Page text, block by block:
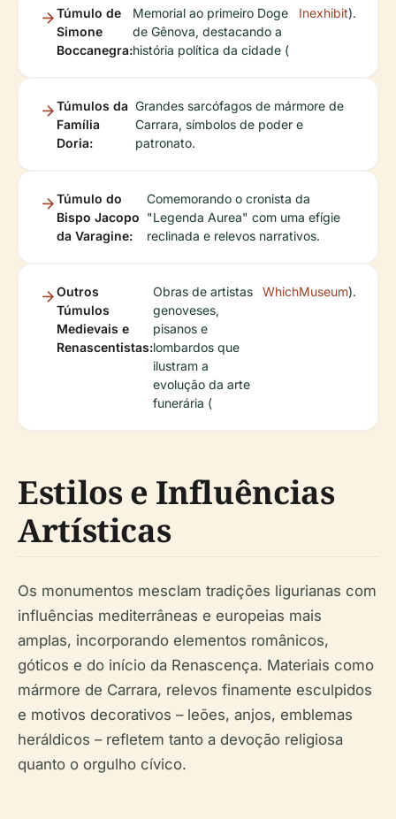
Túmulo de
Simone
Boccanegra:
Memorial ao primeiro Doge
de Gênova, destacando a
história política da cidade (
Inexhibit).
Túmulos da
Família
Doria:
Grandes sarcófagos de mármore de
Carrara, símbolos de poder e
patronato.
Túmulo do
Bispo Jacopo
da Varagine:
Comemorando o cronista da
"Legenda Aurea" com uma efígie
reclinada e relevos narrativos.
Outros
Túmulos
Medievais e
Renascentistas:
Obras de artistas
genoveses,
pisanos e
lombardos que
ilustram a
evolução da arte
funerária (
WhichMuseum).
Estilos e Influências
Artísticas
Os monumentos mesclam tradições ligurianas com
influências mediterrâneas e europeias mais
amplas, incorporando elementos românicos,
góticos e do início da Renascença. Materiais como
mármore de Carrara, relevos finamente esculpidos
e motivos decorativos – leões, anjos, emblemas
heráldicos – refletem tanto a devoção religiosa
quanto o orgulho cívico.